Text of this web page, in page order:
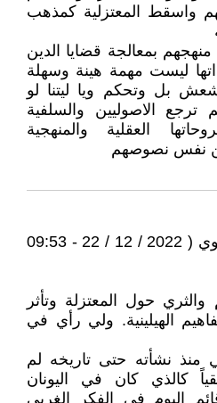
واسقط المعتزلية كمذهب
بمعالجة قضايا الدين
ليست مهمة هينة وسهلة
بل وتحكم ويا ليتنا لو
الاصوليين والسلفية
العقلية والمنهجية
نفس نصوصهم
عبد المجيد إسماعيل الشهاوي ( 2022 / 12 / 22 - 09:53
حول المعتزلة وتأثر
الهيلينية. ولي رأي في
منذ نشأته حتى تاريخه لم
كالذي كان في اليونان
اليوم في الفكر الغربي